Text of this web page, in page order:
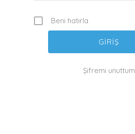
Beni hatırla
Şifremi unuttum